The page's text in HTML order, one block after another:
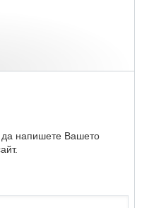
да напишете Вашето